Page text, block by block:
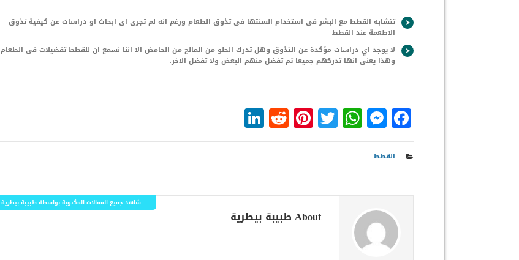
تتشابه القطط مع البشر فى استخدام السنتها فى تذوق الطعام ورغم انه لم تجرى اى ابحاث او دراسات عن كيفية تذوق
الاطعمة عند القطط
لا يوجد اي دراسات مؤكدة عن التذوق وهل تدرك الحلو من المالح من الحامض الا اننا نسمع ان للقطط تفضيلات فى الطعام
وهذا يعنى انها تدركهم جميعا ثم تفضل منهم البعض ولا تفضل الاخر.
Facebook
Messenger
WhatsApp
Twitter
Pinterest
Reddit
القطط
About طبيبة بيطرية
شاهد جميع المقالات المكتوبة بواسطة طبيبة بيطرية